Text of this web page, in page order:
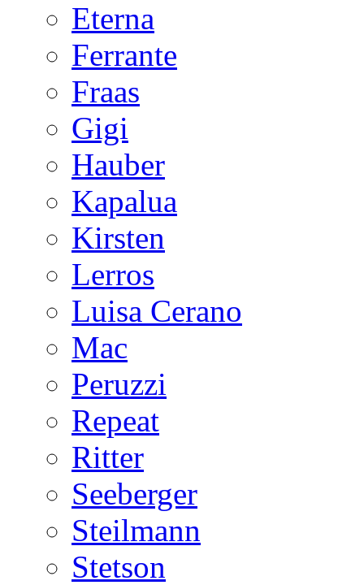
Eterna
Ferrante
Fraas
Gigi
Hauber
Kapalua
Kirsten
Lerros
Luisa Cerano
Mac
Peruzzi
Repeat
Ritter
Seeberger
Steilmann
Stetson